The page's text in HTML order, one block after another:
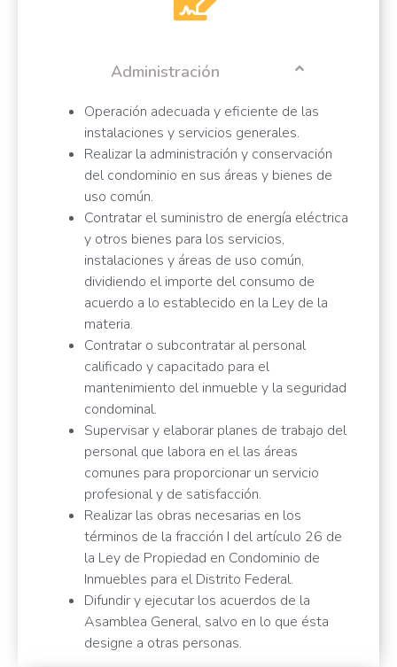
Administración
Operación adecuada y eficiente de las
instalaciones y servicios generales.
Realizar la administración y conservación
del condominio en sus áreas y bienes de
uso común.
Contratar el suministro de energía eléctrica
y otros bienes para los servicios,
instalaciones y áreas de uso común,
dividiendo el importe del consumo de
acuerdo a lo establecido en la Ley de la
materia.
Contratar o subcontratar al personal
calificado y capacitado para el
mantenimiento del inmueble y la seguridad
condominal.
Supervisar y elaborar planes de trabajo del
personal que labora en el las áreas
comunes para proporcionar un servicio
profesional y de satisfacción.
Realizar las obras necesarias en los
términos de la fracción I del artículo 26 de
la Ley de Propiedad en Condominio de
Inmuebles para el Distrito Federal.
Difundir y ejecutar los acuerdos de la
Asamblea General, salvo en lo que ésta
designe a otras personas.